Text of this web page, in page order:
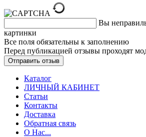
Вы
картинки
Все поля обязательны к заполнению
Перед публикацией отзывы проходят
Каталог
ЛИЧНЫЙ КАБИНЕТ
Статьи
Контакты
Доставка
Обратная связь
О Нас...